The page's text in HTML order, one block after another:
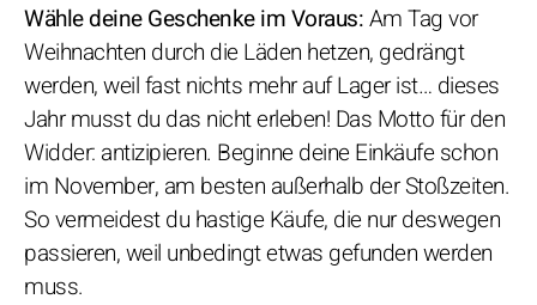
Wähle deine Geschenke im Voraus:Am Tag vor
Weihnachten durch die Läden hetzen, gedrängt
werden, weil fast nichts mehr auf Lager ist… dieses
Jahr musst du das nicht erleben! Das Motto für den
Widder: antizipieren. Beginne deine Einkäufe schon
im November, am besten außerhalb der Stoßzeiten.
So vermeidest du hastige Käufe, die nur deswegen
passieren, weil unbedingt etwas gefunden werden
muss.